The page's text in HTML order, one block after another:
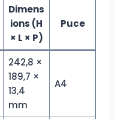
Dimens
ions (H
× L × P)
Puce
242,8 ×
189,7 ×
13,4
mm
A4